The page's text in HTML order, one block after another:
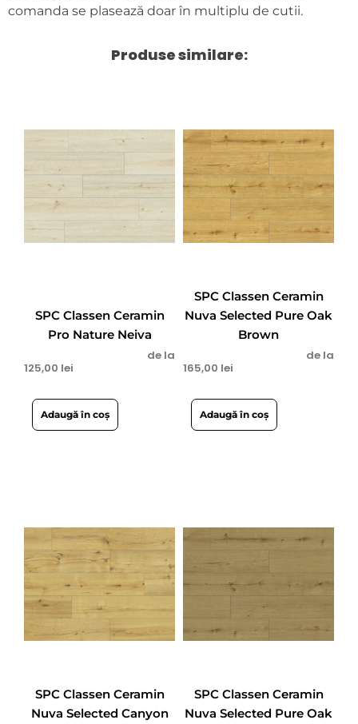
comanda se plasează doar în multiplu de cutii.
Produse similare:
SPC Classen Ceramin
Pro Nature Neiva
de la
125,00 lei
Adaugă în coș
SPC Classen Ceramin
Nuva Selected Pure Oak
Brown
de la
165,00 lei
Adaugă în coș
SPC Classen Ceramin
Nuva Selected Canyon
SPC Classen Ceramin
Nuva Selected Pure Oak